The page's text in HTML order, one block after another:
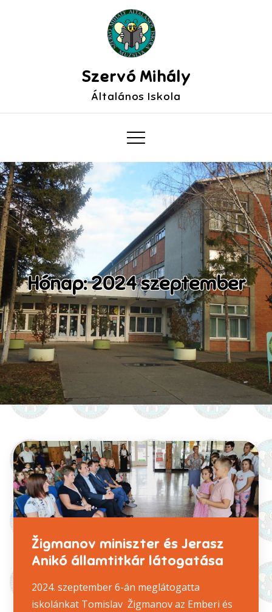
Szervó Mihály
Általános Iskola
Hónap: 2024 szeptember
Žigmanov miniszter és Jerasz
Anikó államtitkár látogatása
2024. szeptember 6-án meglátogatta
iskolánkat Tomislav Žigmanov az Emberi és